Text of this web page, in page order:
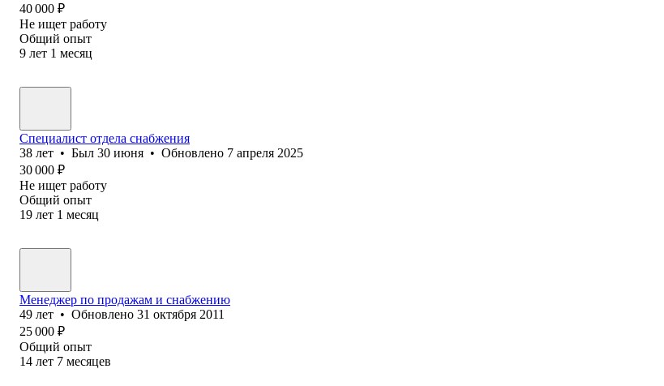
40 000 ₽
Не ищет работу
Общий опыт
9 лет 1 месяц
Специалист отдела снабжения
38 лет • Был 30 июня • Обновлено 7 апреля 2025
30 000 ₽
Не ищет работу
Общий опыт
19 лет 1 месяц
Менеджер по продажам и снабжению
49 лет • Обновлено 31 октября 2011
25 000 ₽
Общий опыт
14 лет 7 месяцев